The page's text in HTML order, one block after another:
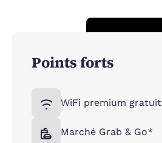
Points forts
WiFi premium gratuit
Marché Grab & Go*